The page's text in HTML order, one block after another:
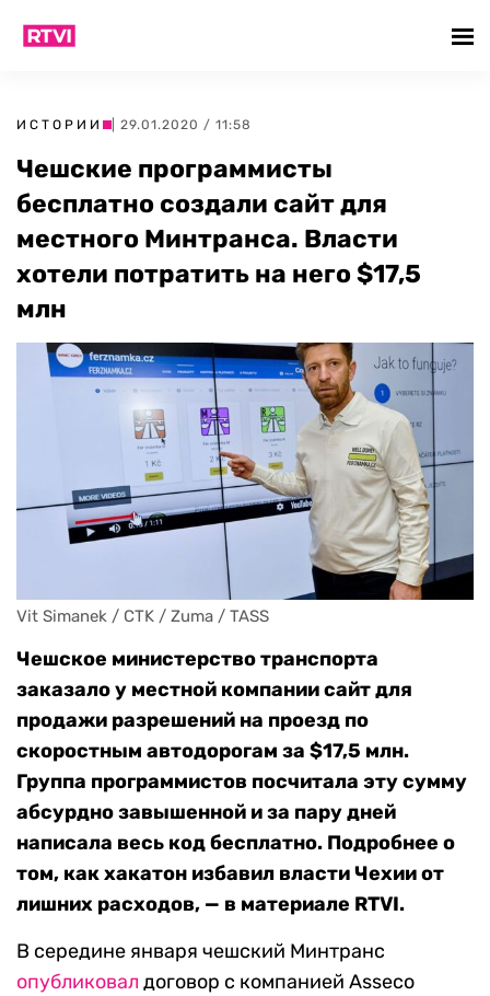
ИСТОРИИ | 29.01.2020 / 11:58
Чешские программисты
бесплатно создали сайт для
местного Минтранса. Власти
хотели потратить на него $17,5
млн
Vit Simanek / CTK / Zuma / TASS
Чешское министерство транспорта
заказало у местной компании сайт для
продажи разрешений на проезд по
скоростным автодорогам за $17,5 млн.
Группа программистов посчитала эту сумму
абсурдно завышенной и за пару дней
написала весь код бесплатно. Подробнее о
том, как хакатон избавил власти Чехии от
лишних расходов, — в материале RTVI.
В середине января чешский Минтранс
опубликовал договор с компанией Asseco